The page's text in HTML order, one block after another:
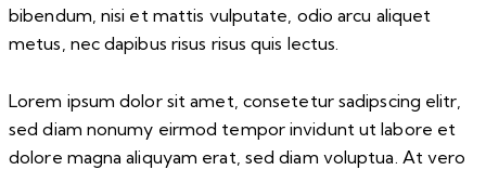
bibendum, nisi et mattis vulputate, odio arcu aliquet
metus, nec dapibus risus risus quis lectus.
Lorem ipsum dolor sit amet, consetetur sadipscing elitr,
sed diam nonumy eirmod tempor invidunt ut labore et
dolore magna aliquyam erat, sed diam voluptua. At vero